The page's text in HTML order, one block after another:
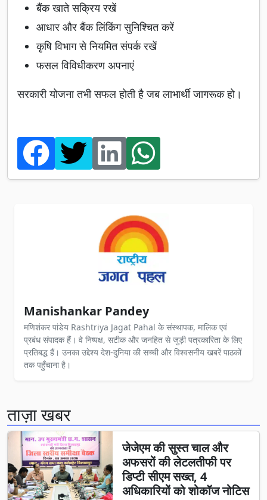
बैंक खाते सक्रिय रखें
आधार और बैंक लिंकिंग सुनिश्चित करें
कृषि विभाग से नियमित संपर्क रखें
फसल विविधीकरण अपनाएं
सरकारी योजना तभी सफल होती है जब लाभार्थी जागरूक हो।
Manishankar Pandey
मणिशंकर पांडेय Rashtriya Jagat Pahal के संस्थापक, मालिक एवं
प्रबंध संपादक हैं। वे निष्पक्ष, सटीक और जनहित से जुड़ी पत्रकारिता के लिए
प्रतिबद्ध हैं। उनका उद्देश्य देश-दुनिया की सच्ची और विश्वसनीय खबरें पाठकों
तक पहुँचाना है।
ताज़ा खबर
जेजेएम की सुस्त चाल और
अफसरों की लेटलतीफी पर
डिप्टी सीएम सख्त, 4
अधिकारियों को शोकॉज नोटिस